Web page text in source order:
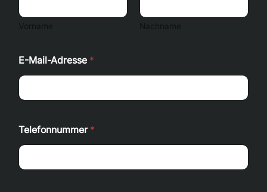
E-Mail-Adresse *
Telefonnummer *